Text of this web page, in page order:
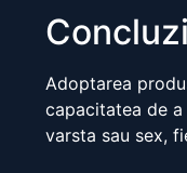
Adoptarea
capacitatea de
varsta sau sex,